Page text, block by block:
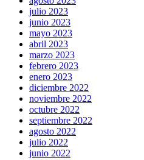
julio 2023
junio 2023
mayo 2023
abril 2023
marzo 2023
febrero 2023
enero 2023
diciembre 2022
noviembre 2022
octubre 2022
septiembre 2022
agosto 2022
julio 2022
junio 2022